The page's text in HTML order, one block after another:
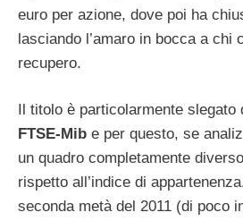
euro per azione, dove poi ha
lasciando l’amaro in bocca a chi
recupero.
Il titolo è particolarmente slegato
FTSE-Mib e per questo, se
un quadro completamente
rispetto all’indice di
seconda metà del 2011 (di poco